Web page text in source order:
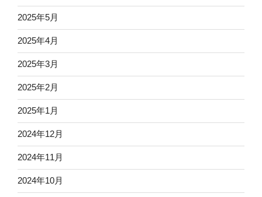
2025年5月
2025年4月
2025年3月
2025年2月
2025年1月
2024年12月
2024年11月
2024年10月